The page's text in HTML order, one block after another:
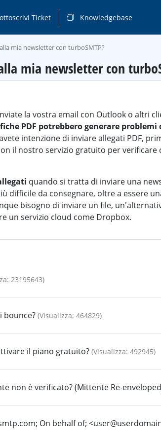
Ticket Knowledgebase
mia newsletter con turboSMTP?
mia newsletter con
la vostra email con Outlook o altri
PDF potrebbero generare problemi
intenzione di inviare allegati PDF,
il nostro servizio gratuito per verificare
quando si tratta di inviare una
difficile da consegnare, oltre a essere
bisogno di inviare un file,
un servizio cloud come Dropbox.
23195643)
bounce? (Visualizza: 464829)
il piano gratuito? (Visualizza: 492945)
non è verificato? (Mittente Re-
On behalf of;